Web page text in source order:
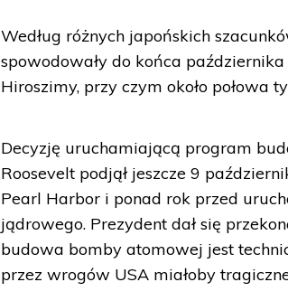
Według różnych japońskich
spowodowały do końca
Hiroszimy, przy czym około połowa
Decyzję uruchamiającą program
Roosevelt podjął jeszcze 9
Pearl Harbor i ponad rok przed
jądrowego. Prezydent dał się
budowa bomby atomowej jest
przez wrogów USA miałoby